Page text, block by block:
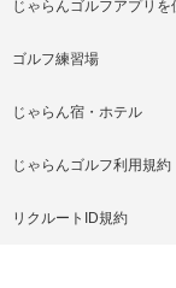
じゃらんゴルフアプリを
ゴルフ練習場
じゃらん宿・ホテル
じゃらんゴルフ利用規約
リクルートID規約